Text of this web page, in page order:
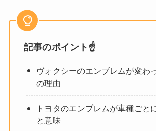
記事のポイント☝️
ヴォクシーのエンブレムが変わ
の理由
トヨタのエンブレムが車種ごと
と意味